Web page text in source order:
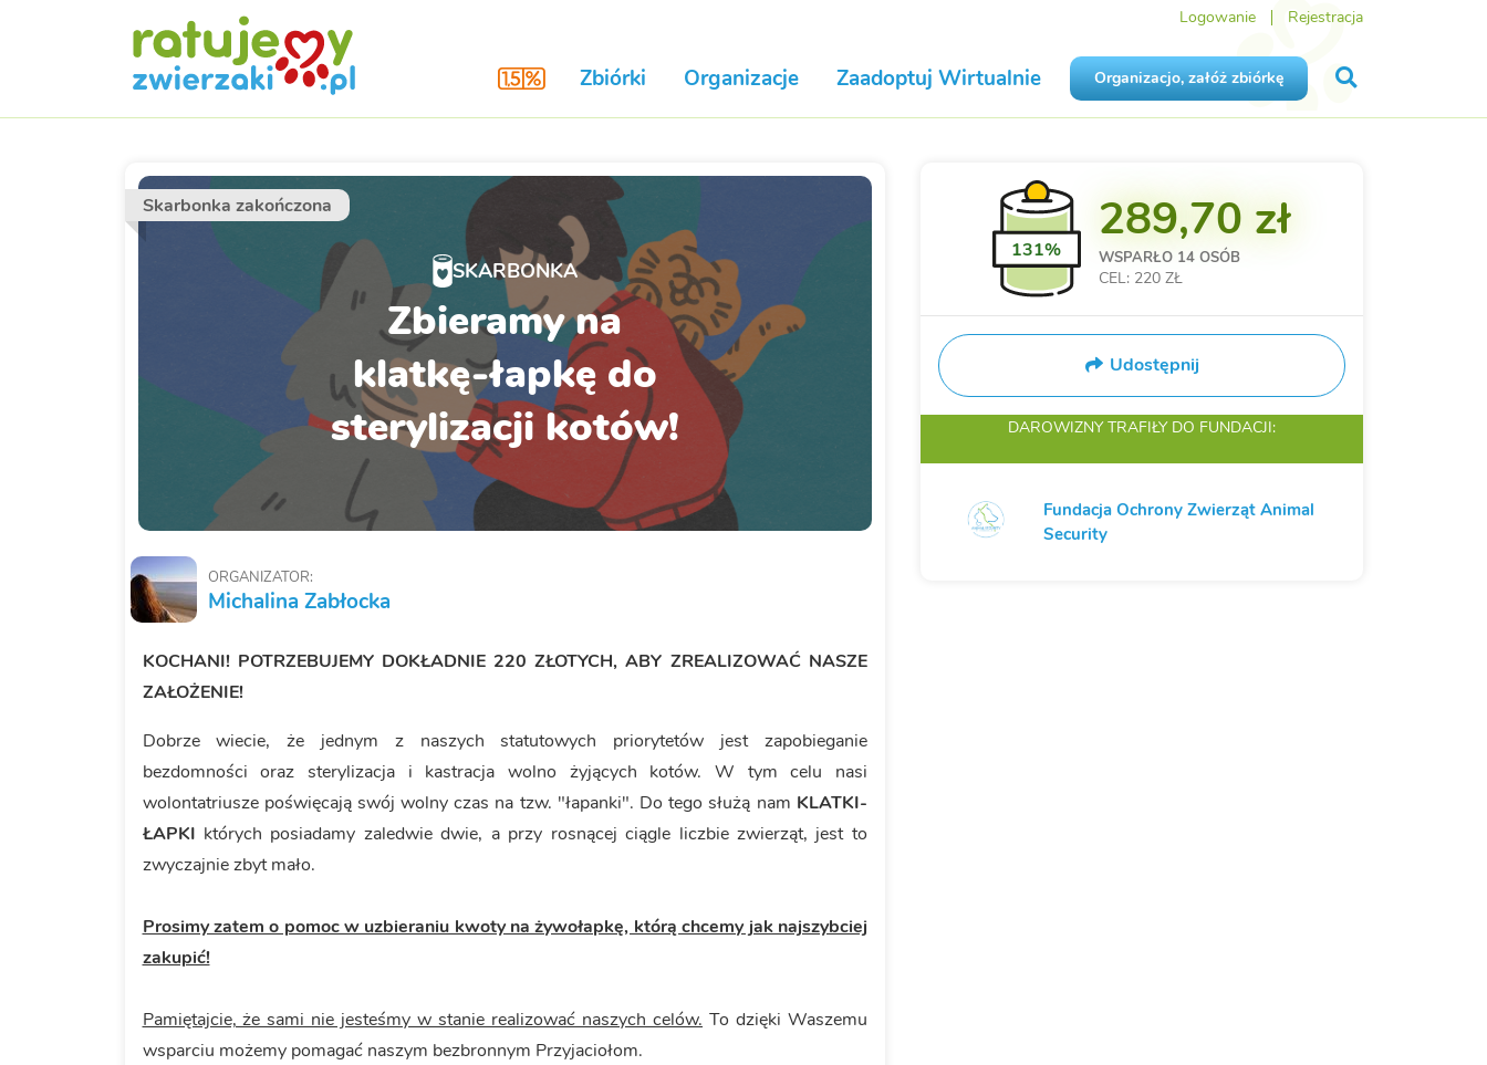
Logowanie Rejestracja
Zbiórki Organizacje Zaadoptuj Wirtualnie Organizacjo, załóż zbiórkę
Skarbonka zakończona
SKARBONKA
Zbieramy na
klatkę-łapkę do
sterylizacji kotów!
ORGANIZATOR:
Michalina Zabłocka
KOCHANI! POTRZEBUJEMY DOKŁADNIE 220 ZŁOTYCH, ABY ZREALIZOWAĆ NASZE
ZAŁOŻENIE!
Dobrze wiecie, że jednym z naszych statutowych priorytetów jest zapobieganie
bezdomności oraz sterylizacja i kastracja wolno żyjących kotów. W tym celu nasi
wolontatriusze poświęcają swój wolny czas na tzw. "łapanki". Do tego służą nam KLATKI-
ŁAPKI których posiadamy zaledwie dwie, a przy rosnącej ciągle liczbie zwierząt, jest to
zwyczajnie zbyt mało.
Prosimy zatem o pomoc w uzbieraniu kwoty na żywołapkę, którą chcemy jak najszybciej
zakupić!
Pamiętajcie, że sami nie jesteśmy w stanie realizować naszych celów. To dzięki Waszemu
wsparciu możemy pomagać naszym bezbronnym Przyjaciołom.
131%
289,70 zł
WSPARŁO 14 OSÓB
CEL: 220 ZŁ
Udostępnij
DAROWIZNY TRAFIŁY DO FUNDACJI:
Fundacja Ochrony Zwierząt Animal
Security